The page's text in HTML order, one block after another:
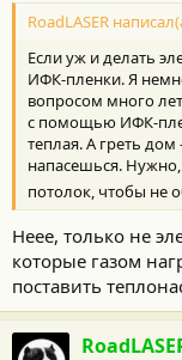
RoadLASER
Если уж и делать
ИФК-пленки. Я
вопросом много
с помощью ИФК-
теплая. А греть дом
напасешься.
потолок, чтобы не
Неее, только не
которые газом
поставить